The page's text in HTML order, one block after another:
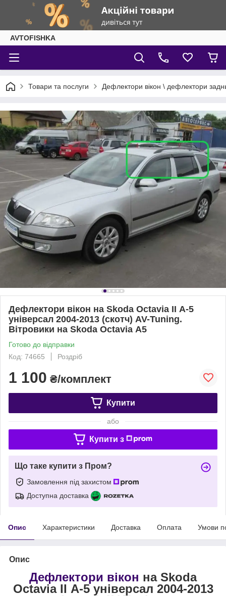
AVTOFISHKA
Товари та послуги Дефлектори вікон \ дефлектори
Дефлектори вікон на Skoda Octavia II А-5
універсал 2004-2013 (скотч) AV-Tuning.
Вітровики на Skoda Octavia А5
Готово до відправки
Код: 74665
Роздріб
1 100 ₴/комплект
Купити
або
Купити з
Що таке купити з Пром?
Замовлення під захистом
Доступна доставка
Опис Характеристики Доставка Оплата Умови
Опис
Дефлектори вікон на Skoda
Octavia II А-5 універсал 2004-2013